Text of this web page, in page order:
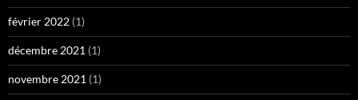
février 2022 (1)
décembre 2021 (1)
novembre 2021 (1)